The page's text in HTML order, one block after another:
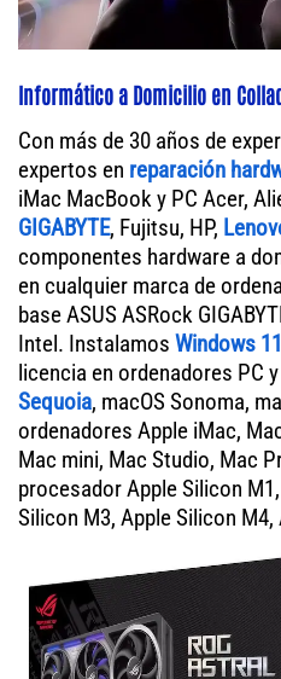
Informático a Domicilio en
Con más de 30 años de
expertos en reparación
iMac MacBook y PC Acer,
GIGABYTE, Fujitsu, HP,
componentes hardware a
en cualquier marca de
base ASUS ASRock
Intel. Instalamos Windows
licencia en ordenadores PC
Sequoia, macOS Sonoma,
ordenadores Apple iMac,
Mac mini, Mac Studio, Mac
procesador Apple Silicon
Silicon M3, Apple Silicon